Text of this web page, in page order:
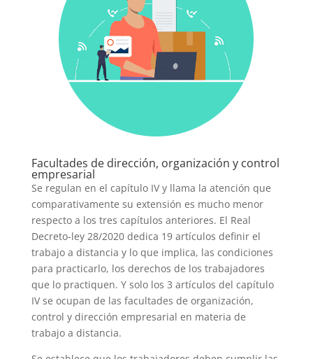
Facultades de dirección, organización y control
empresarial
Se regulan en el capítulo IV y llama la atención que
comparativamente su extensión es mucho menor
respecto a los tres capítulos anteriores. El Real
Decreto-ley 28/2020 dedica 19 artículos definir el
trabajo a distancia y lo que implica, las condiciones
para practicarlo, los derechos de los trabajadores
que lo practiquen. Y solo los 3 artículos del capítulo
IV se ocupan de las facultades de organización,
control y dirección empresarial en materia de
trabajo a distancia.